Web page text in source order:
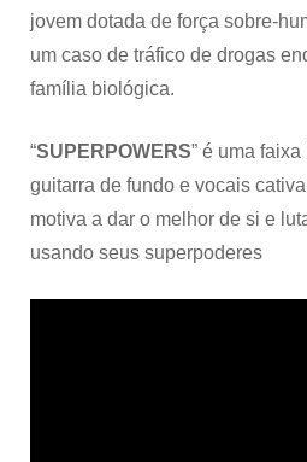
jovem dotada de força sobre-
um caso de tráfico de drogas
família biológica.
“SUPERPOWERS” é uma
guitarra de fundo e vocais
motiva a dar o melhor de si e
usando seus superpoderes